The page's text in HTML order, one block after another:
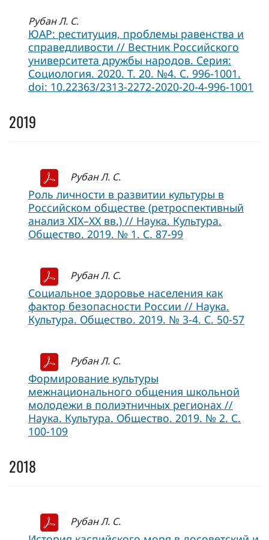
Рубан Л. С.
ЮАР: реституция, проблемы равенства и
справедливости // Вестник Российского
университета дружбы народов. Серия:
Социология. 2020. Т. 20. №4. C. 996-1001.
doi: 10.22363/2313-2272-2020-20-4-996-1001
2019
Рубан Л. С.
Роль личности в развитии культуры в
Российском обществе (ретроспективный
анализ XIX–XX вв.) // Наука. Культура.
Общество. 2019. № 1. С. 87-99
Рубан Л. С.
Социальное здоровье населения как
фактор безопасности России // Наука.
Культура. Общество. 2019. № 3-4. С. 50-57
Рубан Л. С.
Формирование культуры
межнационального общения школьной
молодежи в полиэтничных регионах //
Наука. Культура. Общество. 2019. № 2. С.
100-109
2018
Рубан Л. С.